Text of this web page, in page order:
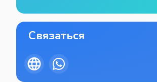
Связаться